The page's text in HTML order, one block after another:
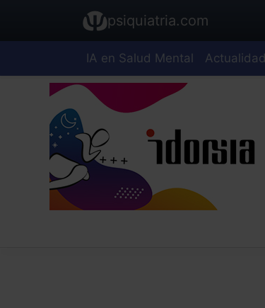
psiquiatria.com
IA en Salud Mental Actualidad